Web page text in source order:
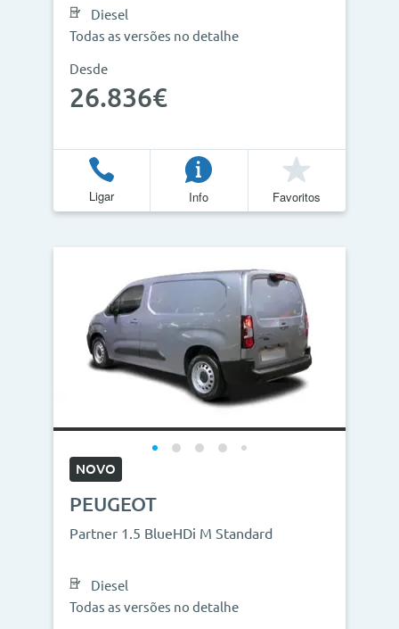
Diesel
Todas as versões no detalhe
Desde
26.836€
Ligar Info Favoritos
NOVO
PEUGEOT
Partner 1.5 BlueHDi M Standard
Diesel
Todas as versões no detalhe